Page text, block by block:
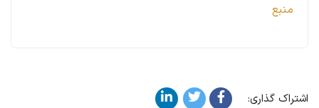
منبع
اشتراک گذاری: